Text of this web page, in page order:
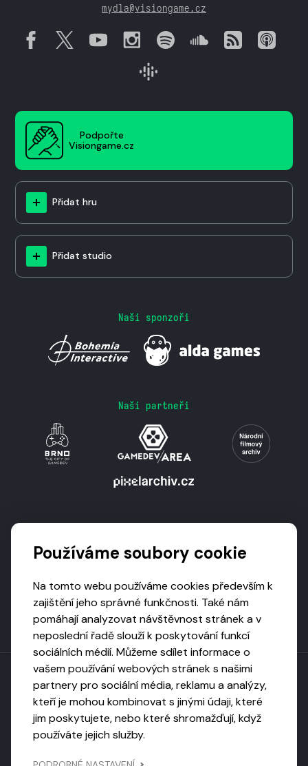
mydla@visiongame.cz
Podpořte
Visiongame.cz
Přidat hru
Přidat studio
Naši sponzoři
Naši partneři
Toto dílo podléhá licenci CC BY-NC-ND
Uveďte původ, neužívejte komerčně, nezpracovávejte.
Používáme soubory cookie
Na tomto webu používáme cookies především k
zajištění jeho správné funkčnosti. Také nám
pomáhají analyzovat návštěvnost stránek a v
neposlední řadě slouží k poskytování funkcí
sociálních médií. Můžeme sdílet informace o
vašem používání webových stránek s našimi
partnery pro sociální média, reklamu a analýzy,
kteří je mohou kombinovat s jinými údaji, které
jim poskytujete, nebo které shromažďují, když
používáte jejich služby.